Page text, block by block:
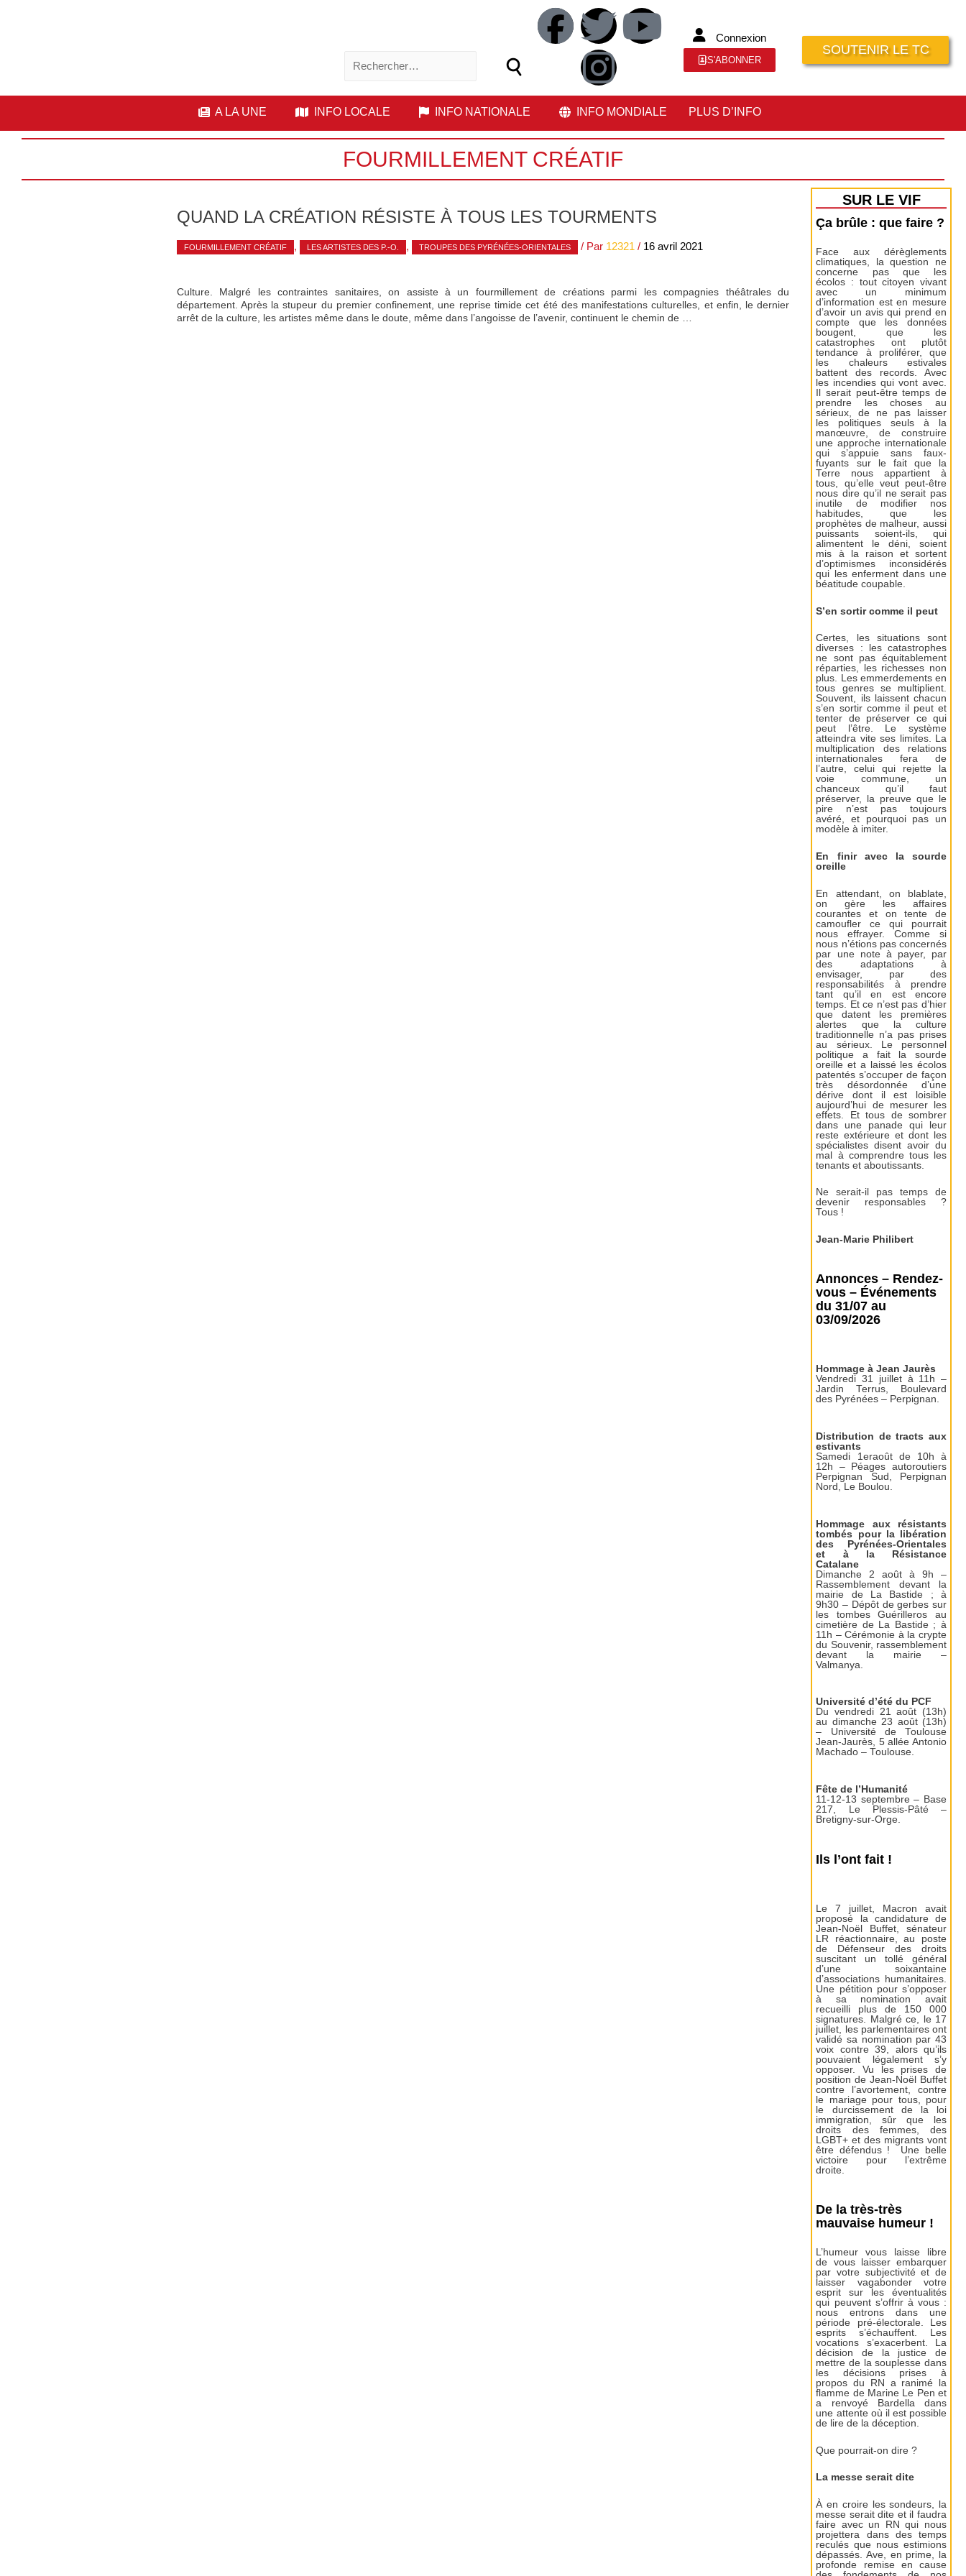
Connexion
S'ABONNER
SOUTENIR LE TC
A LA UNE INFO LOCALE INFO NATIONALE INFO MONDIALE PLUS D’INFO
FOURMILLEMENT CRÉATIF
QUAND LA CRÉATION RÉSISTE À TOUS LES TOURMENTS
FOURMILLEMENT CRÉATIF , LES ARTISTES DES P.-O. , TROUPES DES PYRÉNÉES-ORIENTALES / Par 12321 / 16 avril 2021
Culture. Malgré les contraintes sanitaires, on assiste à un fourmillement de créations parmi les compagnies théâtrales du
département. Après la stupeur du premier confinement, une reprise timide cet été des manifestations culturelles, et enfin, le dernier
arrêt de la culture, les artistes même dans le doute, même dans l’angoisse de l’avenir, continuent le chemin de …
SUR LE VIF
Ça brûle : que faire ?
Face aux dérèglements
climatiques, la question ne
concerne pas que les
écolos : tout citoyen vivant
avec un minimum
d’information est en mesure
d’avoir un avis qui prend en
compte que les données
bougent, que les
catastrophes ont plutôt
tendance à proliférer, que
les chaleurs estivales
battent des records. Avec
les incendies qui vont avec.
Il serait peut-être temps de
prendre les choses au
sérieux, de ne pas laisser
les politiques seuls à la
manœuvre, de construire
une approche internationale
qui s’appuie sans faux-
fuyants sur le fait que la
Terre nous appartient à
tous, qu’elle veut peut-être
nous dire qu’il ne serait pas
inutile de modifier nos
habitudes, que les
prophètes de malheur, aussi
puissants soient-ils, qui
alimentent le déni, soient
mis à la raison et sortent
d’optimismes inconsidérés
qui les enferment dans une
béatitude coupable.
S’en sortir comme il peut
Certes, les situations sont
diverses : les catastrophes
ne sont pas équitablement
réparties, les richesses non
plus. Les emmerdements en
tous genres se multiplient.
Souvent, ils laissent chacun
s’en sortir comme il peut et
tenter de préserver ce qui
peut l’être. Le système
atteindra vite ses limites. La
multiplication des relations
internationales fera de
l’autre, celui qui rejette la
voie commune, un
chanceux qu’il faut
préserver, la preuve que le
pire n’est pas toujours
avéré, et pourquoi pas un
modèle à imiter.
En finir avec la sourde
oreille
En attendant, on blablate,
on gère les affaires
courantes et on tente de
camoufler ce qui pourrait
nous effrayer. Comme si
nous n’étions pas concernés
par une note à payer, par
des adaptations à
envisager, par des
responsabilités à prendre
tant qu’il en est encore
temps. Et ce n’est pas d’hier
que datent les premières
alertes que la culture
traditionnelle n’a pas prises
au sérieux. Le personnel
politique a fait la sourde
oreille et a laissé les écolos
patentés s’occuper de façon
très désordonnée d’une
dérive dont il est loisible
aujourd’hui de mesurer les
effets. Et tous de sombrer
dans une panade qui leur
reste extérieure et dont les
spécialistes disent avoir du
mal à comprendre tous les
tenants et aboutissants.
Ne serait-il pas temps de
devenir responsables ?
Tous !
Jean-Marie Philibert
Annonces – Rendez-
vous – Événements
du 31/07 au
03/09/2026
Hommage à Jean Jaurès
Vendredi 31 juillet à 11h –
Jardin Terrus, Boulevard
des Pyrénées – Perpignan.
Distribution de tracts aux
estivants
Samedi 1eraoût de 10h à
12h – Péages autoroutiers
Perpignan Sud, Perpignan
Nord, Le Boulou.
Hommage aux résistants
tombés pour la libération
des Pyrénées-Orientales
et à la Résistance
Catalane
Dimanche 2 août à 9h –
Rassemblement devant la
mairie de La Bastide ; à
9h30 – Dépôt de gerbes sur
les tombes Guérilleros au
cimetière de La Bastide ; à
11h – Cérémonie à la crypte
du Souvenir, rassemblement
devant la mairie –
Valmanya.
Université d’été du PCF
Du vendredi 21 août (13h)
au dimanche 23 août (13h)
– Université de Toulouse
Jean-Jaurès, 5 allée Antonio
Machado – Toulouse.
Fête de l’Humanité
11-12-13 septembre – Base
217, Le Plessis-Pâté –
Bretigny-sur-Orge.
Ils l’ont fait !
Le 7 juillet, Macron avait
proposé la candidature de
Jean-Noël Buffet, sénateur
LR réactionnaire, au poste
de Défenseur des droits
suscitant un tollé général
d’une soixantaine
d’associations humanitaires.
Une pétition pour s’opposer
à sa nomination avait
recueilli plus de 150 000
signatures. Malgré ce, le 17
juillet, les parlementaires ont
validé sa nomination par 43
voix contre 39, alors qu’ils
pouvaient légalement s’y
opposer. Vu les prises de
position de Jean-Noël Buffet
contre l’avortement, contre
le mariage pour tous, pour
le durcissement de la loi
immigration, sûr que les
droits des femmes, des
LGBT+ et des migrants vont
être défendus ! Une belle
victoire pour l’extrême
droite.
De la très-très
mauvaise humeur !
L’humeur vous laisse libre
de vous laisser embarquer
par votre subjectivité et de
laisser vagabonder votre
esprit sur les éventualités
qui peuvent s’offrir à vous :
nous entrons dans une
période pré-électorale. Les
esprits s’échauffent. Les
vocations s’exacerbent. La
décision de la justice de
mettre de la souplesse dans
les décisions prises à
propos du RN a ranimé la
flamme de Marine Le Pen et
a renvoyé Bardella dans
une attente où il est possible
de lire de la déception.
Que pourrait-on dire ?
La messe serait dite
À en croire les sondeurs, la
messe serait dite et il faudra
faire avec un RN qui nous
projettera dans des temps
reculés que nous estimions
dépassés. Ave, en prime, la
profonde remise en cause